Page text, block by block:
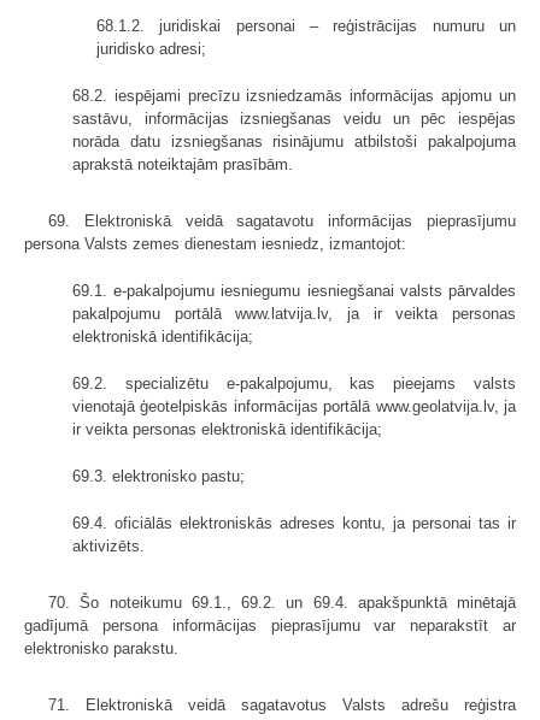
68.1.2. juridiskai personai – reģistrācijas numuru un
juridisko adresi;
68.2. iespējami precīzu izsniedzamās informācijas apjomu un
sastāvu, informācijas izsniegšanas veidu un pēc iespējas
norāda datu izsniegšanas risinājumu atbilstoši pakalpojuma
aprakstā noteiktajām prasībām.
69. Elektroniskā veidā sagatavotu informācijas pieprasījumu
persona Valsts zemes dienestam iesniedz, izmantojot:
69.1. e-pakalpojumu iesniegumu iesniegšanai valsts pārvaldes
pakalpojumu portālā www.latvija.lv, ja ir veikta personas
elektroniskā identifikācija;
69.2. specializētu e-pakalpojumu, kas pieejams valsts
vienotajā ģeotelpiskās informācijas portālā www.geolatvija.lv, ja
ir veikta personas elektroniskā identifikācija;
69.3. elektronisko pastu;
69.4. oficiālās elektroniskās adreses kontu, ja personai tas ir
aktivizēts.
70. Šo noteikumu 69.1., 69.2. un 69.4. apakšpunktā minētajā
gadījumā persona informācijas pieprasījumu var neparakstīt ar
elektronisko parakstu.
71. Elektroniskā veidā sagatavotus Valsts adrešu reģistra